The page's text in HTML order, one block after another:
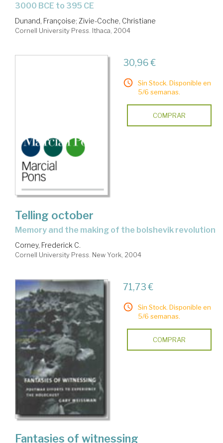
3000 BCE to 395 CE
Dunand, Françoise; Zivie-Coche, Christiane
Cornell University Press. Ithaca, 2004
30,96 €
Sin Stock. Disponible en
5/6 semanas.
COMPRAR
Telling october
memory and the making of the bolshevik revolution
Corney, Frederick C.
Cornell University Press. New York, 2004
71,73 €
Sin Stock. Disponible en
5/6 semanas.
COMPRAR
Fantasies of witnessing